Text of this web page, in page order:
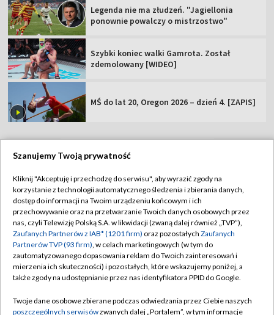
Legenda nie ma złudzeń. "Jagiellonia
ponownie powalczy o mistrzostwo"
Szybki koniec walki Gamrota. Został
zdemolowany [WIDEO]
MŚ do lat 20, Oregon 2026 – dzień 4. [ZAPIS]
Abonament TVP
Sklep TVP
Biuro Reklamy
Oferta Handlowa
Telegazeta ogłoszenia
Rada Programowa
Regulamin TVP
Polityka prywatności
Moje zgody
Biuro reklamy
Kontakt
Kanały
Szanujemy Twoją prywatność
Kliknij "Akceptuję i przechodzę do serwisu", aby wyrazić zgody na
korzystanie z technologii automatycznego śledzenia i zbierania danych,
dostęp do informacji na Twoim urządzeniu końcowym i ich
przechowywanie oraz na przetwarzanie Twoich danych osobowych przez
nas, czyli Telewizję Polską S.A. w likwidacji (zwaną dalej również „TVP”),
Zaufanych Partnerów z IAB* (1201 firm) oraz pozostałych Zaufanych
Partnerów TVP (93 firm), w celach marketingowych (w tym do
zautomatyzowanego dopasowania reklam do Twoich zainteresowań i
mierzenia ich skuteczności) i pozostałych, które wskazujemy poniżej, a
także zgody na udostępnianie przez nas identyfikatora PPID do Google.
Twoje dane osobowe zbierane podczas odwiedzania przez Ciebie naszych
poszczególnych serwisówzwanych dalej „Portalem”, w tym informacje